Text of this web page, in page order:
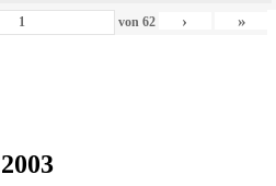
von 62 › »